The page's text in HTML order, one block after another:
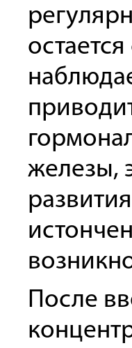
железы,
После